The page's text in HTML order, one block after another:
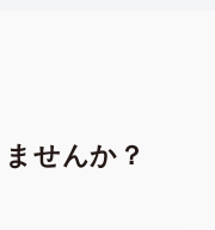
せんか？